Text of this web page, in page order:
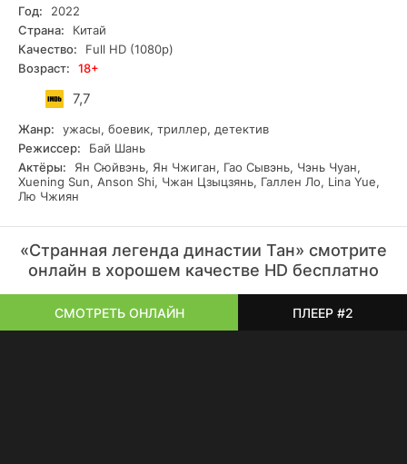
Год:
2022
Страна:
Китай
Качество:
Full HD (1080p)
Возраст:
18+
7,7
Жанр:
ужасы, боевик, триллер, детектив
Режиссер:
Бай Шань
Актёры:
Ян Сюйвэнь, Ян Чжиган, Гао Сывэнь, Чэнь Чуан,
Xuening Sun, Anson Shi, Чжан Цзыцзянь, Галлен Ло, Lina Yue,
Лю Чжиян
«Странная легенда династии Тан» смотрите
онлайн в хорошем качестве HD бесплатно
СМОТРЕТЬ ОНЛАЙН ПЛЕЕР #2